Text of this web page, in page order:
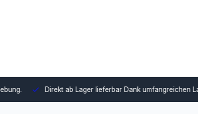
Direkt ab Lager lieferbarDank umfangreichen